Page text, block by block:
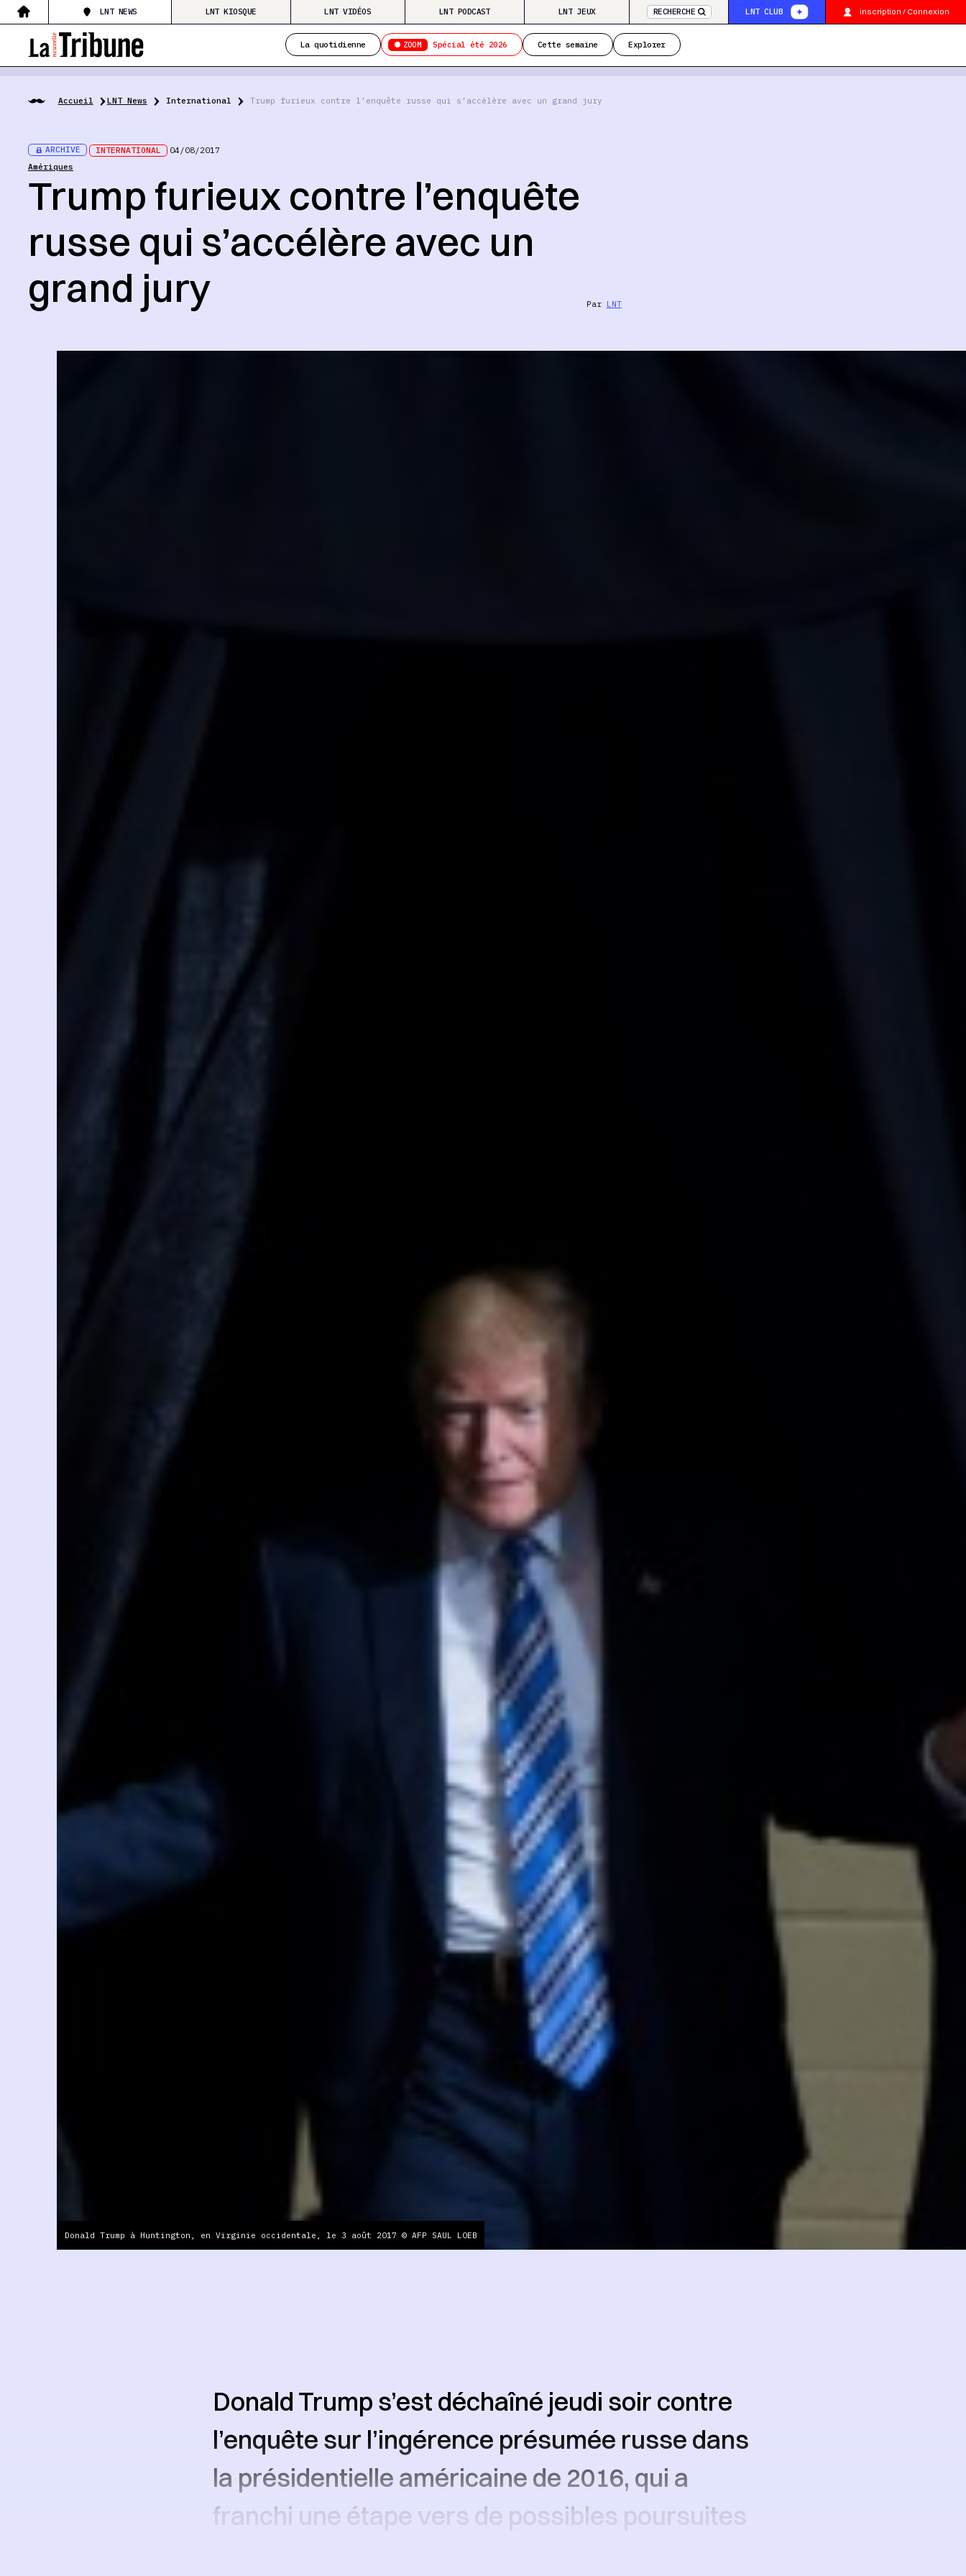
LNT NEWS LNT KIOSQUE LNT VIDÉOS LNT PODCAST LNT JEUX RECHERCHE LNT CLUB inscription / Connexion
La quotidienne ZOOM Spécial été 2026 Cette semaine Explorer
Accueil LNT News International Trump furieux contre l’enquête russe qui s’accélère avec un grand jury
ARCHIVE INTERNATIONAL
04/08/2017
Amériques
Trump furieux contre l’enquête
russe qui s’accélère avec un
grand jury
Par LNT
Donald Trump à Huntington, en Virginie occidentale, le 3 août 2017 © AFP SAUL LOEB
Donald Trump s’est déchaîné jeudi soir contre
l’enquête sur l’ingérence présumée russe dans
la présidentielle américaine de 2016, qui a
franchi une étape vers de possibles poursuites